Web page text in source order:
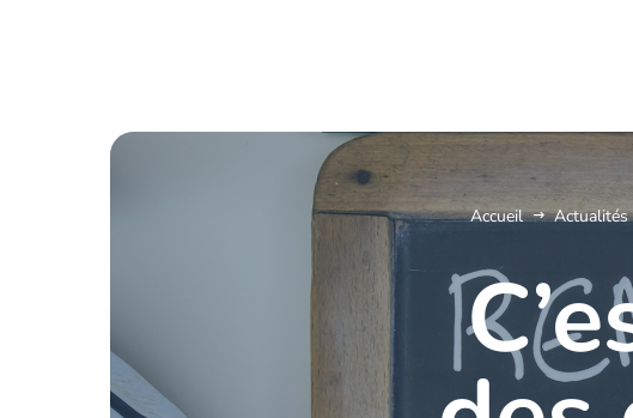
Accueil Actualités